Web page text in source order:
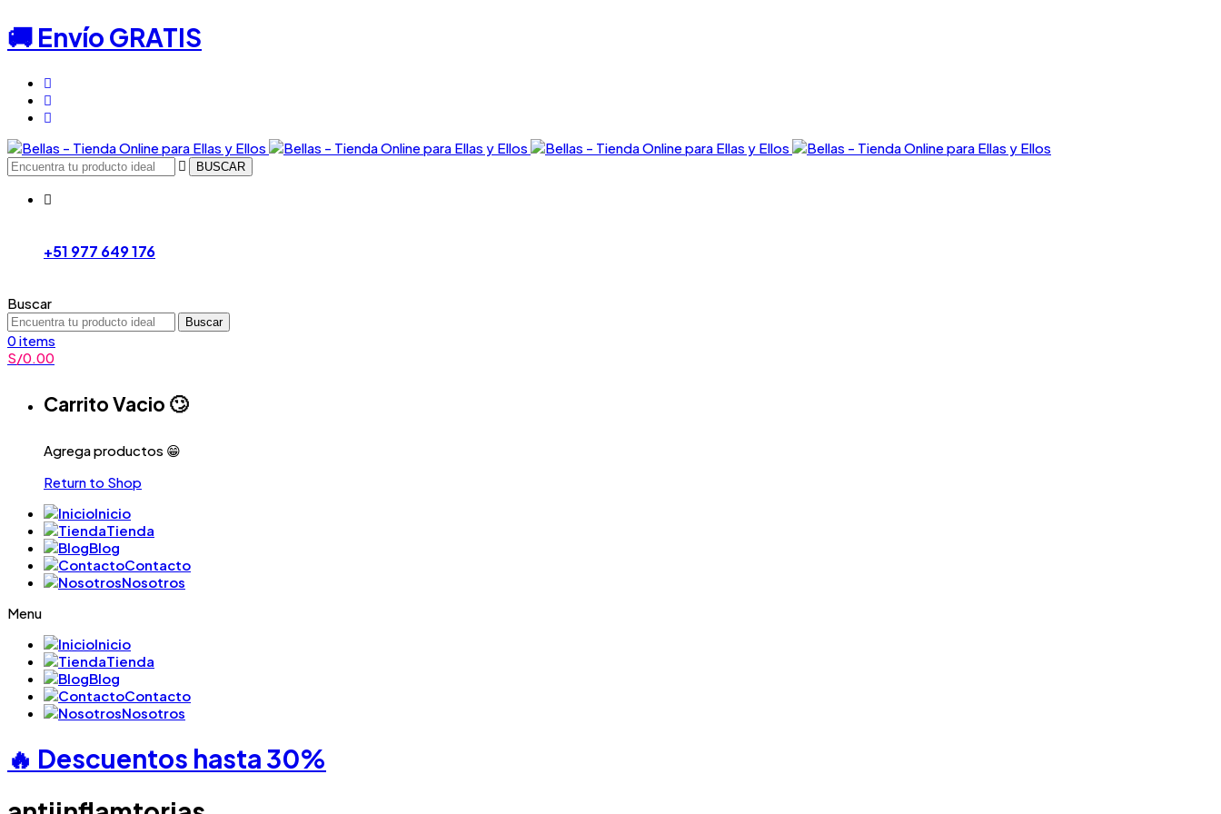
🚚 Envío GRATIS
BUSCAR
+51 977 649 176
Buscar
Buscar
0items
S/0.00
Carrito Vacio 🙄
Agrega productos 😁
Return to Shop
Inicio
Tienda
Blog
Contacto
Nosotros
Menu
Inicio
Tienda
Blog
Contacto
Nosotros
🔥 Descuentos hasta 30%